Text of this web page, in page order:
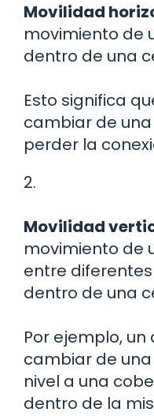
Movilidad
movimiento de
dentro de una
Esto significa
cambiar de
perder la
2.
Movilidad
movimiento de
entre
dentro de una
Por ejemplo,
cambiar de
nivel a una
dentro de la